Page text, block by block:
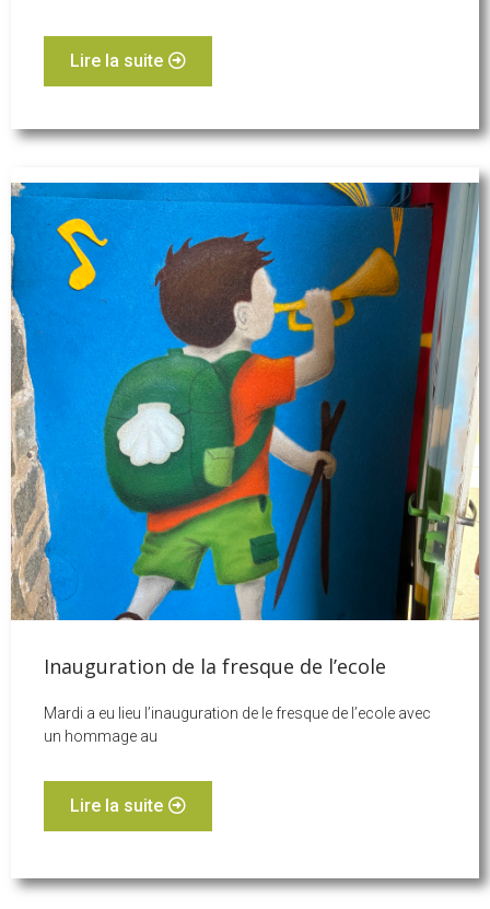
Lire la suite
Inauguration de la fresque de l’ecole
Mardi a eu lieu l’inauguration de le fresque de l’ecole avec
un hommage au
Lire la suite